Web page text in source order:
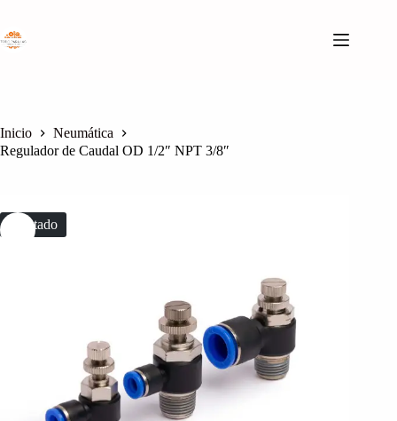
contenido
Inicio
Neumática
Regulador de Caudal OD 1/2″ NPT 3/8″
Agotado